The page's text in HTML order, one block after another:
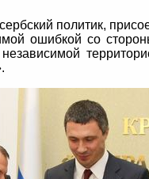
политик,
ошибкой со